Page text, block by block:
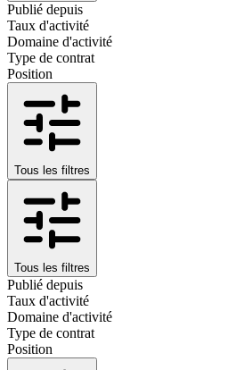
Publié depuis
Taux d'activité
Domaine d'activité
Type de contrat
Position
Tous les filtres
Tous les filtres
Publié depuis
Taux d'activité
Domaine d'activité
Type de contrat
Position